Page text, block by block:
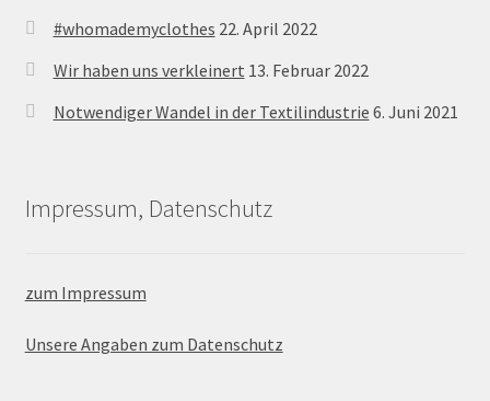
#whomademyclothes 22. April 2022
Wir haben uns verkleinert 13. Februar 2022
Notwendiger Wandel in der Textilindustrie 6. Juni 2021
Impressum, Datenschutz
zum Impressum
Unsere Angaben zum Datenschutz